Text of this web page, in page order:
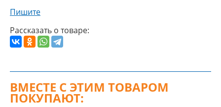
Пишите
Рассказать о товаре:
ВМЕСТЕ С ЭТИМ ТОВАРОМ
ПОКУПАЮТ: